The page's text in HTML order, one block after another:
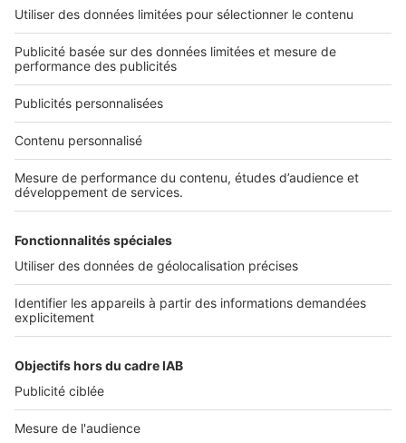
L'ENTREPRISE
Qui sommes-nous ?
Nous contacter
Nous recrutons
NOS APPLICATIONS
Découvrez nos applications
Tous nos services pro
Accès client
Mes annonces sur SeLoger
À DÉCOUVRIR
Tout l'immobilier
Toutes les villes
Tous les départements
Toutes les régions